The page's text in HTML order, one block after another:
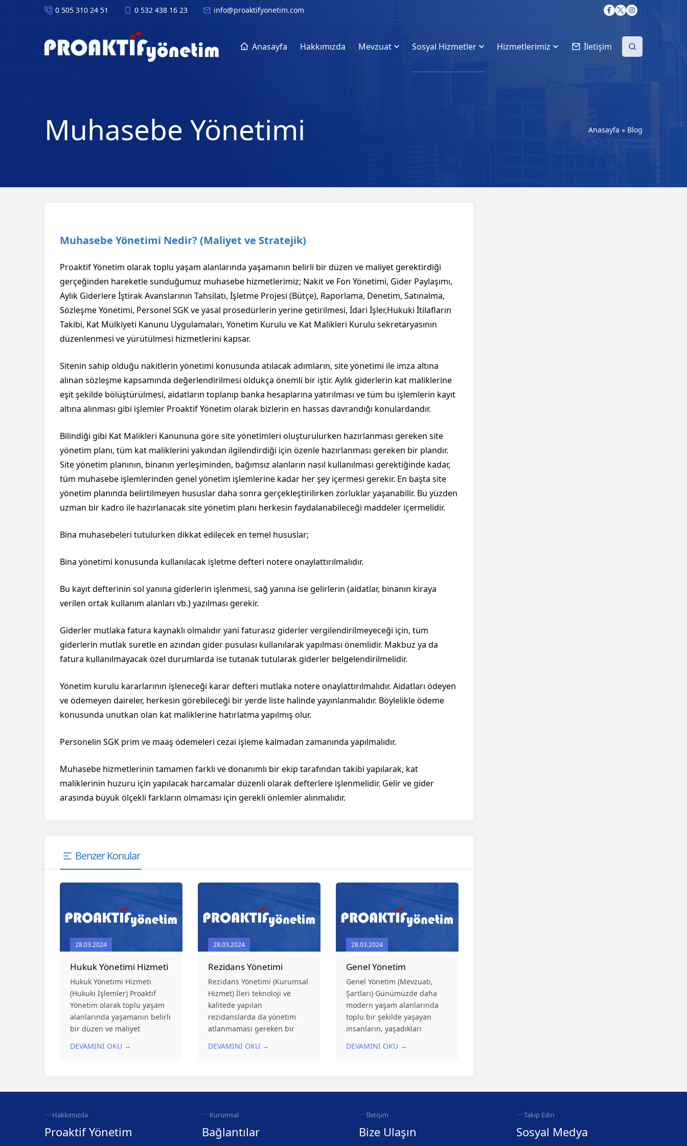
0 505 310 24 51 0 532 438 16 23 info@proaktifyonetim.com
Anasayfa Hakkımızda Mevzuat Sosyal Hizmetler Hizmetlerimiz İletişim
Muhasebe Yönetimi Anasayfa » Blog
Muhasebe Yönetimi Nedir? (Maliyet ve Stratejik)
Proaktif Yönetim olarak toplu yaşam alanlarında yaşamanın belirli bir düzen ve maliyet gerektirdiği
gerçeğinden hareketle sunduğumuz muhasebe hizmetlerimiz; Nakit ve Fon Yönetimi, Gider Paylaşımı,
Aylık Giderlere İştirak Avanslarının Tahsilatı, İşletme Projesi (Bütçe), Raporlama, Denetim, Satınalma,
Sözleşme Yönetimi, Personel SGK ve yasal prosedürlerin yerine getirilmesi, İdari İşler,Hukuki İtilafların
Takibi, Kat Mülkiyeti Kanunu Uygulamaları, Yönetim Kurulu ve Kat Malikleri Kurulu sekretaryasının
düzenlenmesi ve yürütülmesi hizmetlerini kapsar.
Sitenin sahip olduğu nakitlerin yönetimi konusunda atılacak adımların, site yönetimi ile imza altına
alınan sözleşme kapsamında değerlendirilmesi oldukça önemli bir iştir. Aylık giderlerin kat maliklerine
eşit şekilde bölüştürülmesi, aidatların toplanıp banka hesaplarına yatırılması ve tüm bu işlemlerin kayıt
altına alınması gibi işlemler Proaktif Yönetim olarak bizlerin en hassas davrandığı konulardandır.
Bilindiği gibi Kat Malikleri Kanununa göre site yönetimleri oluşturulurken hazırlanması gereken site
yönetim planı, tüm kat maliklerini yakından ilgilendirdiği için özenle hazırlanması gereken bir plandır.
Site yönetim planının, binanın yerleşiminden, bağımsız alanların nasıl kullanılması gerektiğinde kadar,
tüm muhasebe işlemlerinden genel yönetim işlemlerine kadar her şey içermesi gerekir. En başta site
yönetim planında belirtilmeyen hususlar daha sonra gerçekleştirilirken zorluklar yaşanabilir. Bu yüzden
uzman bir kadro ile hazırlanacak site yönetim planı herkesin faydalanabileceği maddeler içermelidir.
Bina muhasebeleri tutulurken dikkat edilecek en temel hususlar;
Bina yönetimi konusunda kullanılacak işletme defteri notere onaylattırılmalıdır.
Bu kayıt defterinin sol yanına giderlerin işlenmesi, sağ yanına ise gelirlerin (aidatlar, binanın kiraya
verilen ortak kullanım alanları vb.) yazılması gerekir.
Giderler mutlaka fatura kaynaklı olmalıdır yani faturasız giderler vergilendirilmeyeceği için, tüm
giderlerin mutlak suretle en azından gider pusulası kullanılarak yapılması önemlidir. Makbuz ya da
fatura kullanılmayacak özel durumlarda ise tutanak tutularak giderler belgelendirilmelidir.
Yönetim kurulu kararlarının işleneceği karar defteri mutlaka notere onaylattırılmalıdır. Aidatları ödeyen
ve ödemeyen daireler, herkesin görebileceği bir yerde liste halinde yayınlanmalıdır. Böylelikle ödeme
konusunda unutkan olan kat maliklerine hatırlatma yapılmış olur.
Personelin SGK prim ve maaş ödemeleri cezai işleme kalmadan zamanında yapılmalıdır.
Muhasebe hizmetlerinin tamamen farklı ve donanımlı bir ekip tarafından takibi yapılarak, kat
maliklerinin huzuru için yapılacak harcamalar düzenli olarak defterlere işlenmelidir. Gelir ve gider
arasında büyük ölçekli farkların olmaması için gerekli önlemler alınmalıdır.
Benzer Konular
28.03.2024
Hukuk Yönetimi Hizmeti
Hukuk Yönetimi Hizmeti
(Hukuki İşlemler) Proaktif
Yönetim olarak toplu yaşam
alanlarında yaşamanın belirli
bir düzen ve maliyet
hareketle sunduğumuz
İşletme...
DEVAMINI OKU →
28.03.2024
Rezidans Yönetimi
Rezidans Yönetimi (Kurumsal
Hizmet) İleri teknoloji ve
kalitede yapılan
rezidanslarda da yönetim
atlanmaması gereken bir
içerisinde yaşayan insanlar
yönetimin olması;...
DEVAMINI OKU →
28.03.2024
Genel Yönetim
Genel Yönetim (Mevzuatı,
Şartları) Günümüzde daha
modern yaşam alanlarında
toplu bir şekilde yaşayan
insanların, yaşadıkları
değişmiştir. Yaşam
Eğitmeni ve Vale gibi...
DEVAMINI OKU →
Hakkımızda
Proaktif Yönetim
Kurumsal
Bağlantılar
İletişim
Bize Ulaşın
Takip Edin
Sosyal Medya